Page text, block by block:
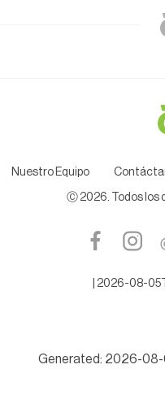
Nuestro Equipo
Ⓒ 2026 . Todos
2026-08-
Generated: 2026-